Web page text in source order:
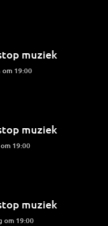
muziek
om 19:00
muziek
om 19:00
muziek
om 19:00